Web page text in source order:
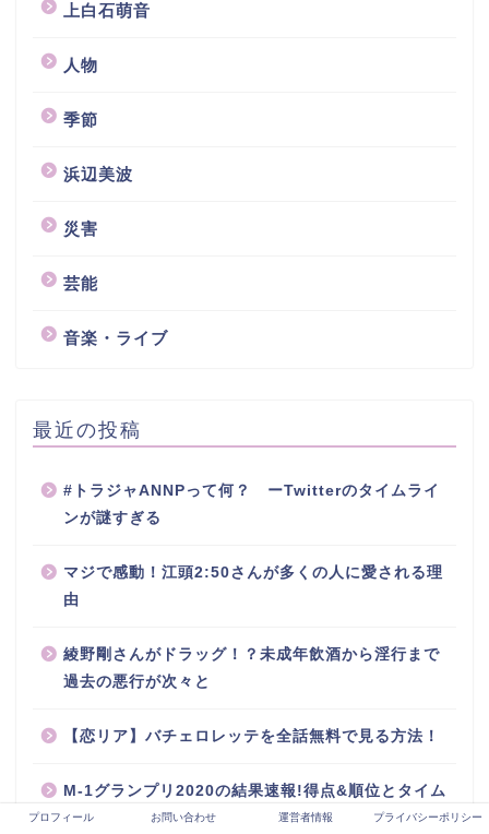
上白石萌音
人物
季節
浜辺美波
災害
芸能
音楽・ライブ
最近の投稿
#トラジャANNPって何？ ーTwitterのタイムライ
ンが謎すぎる
マジで感動！江頭2:50さんが多くの人に愛される理
由
綾野剛さんがドラッグ！？未成年飲酒から淫行まで
過去の悪行が次々と
【恋リア】バチェロレッテを全話無料で見る方法！
M-1グランプリ2020の結果速報!得点&順位とタイム
テーブルも!
プロフィール お問い合わせ 運営者情報 プライバシーポリシー